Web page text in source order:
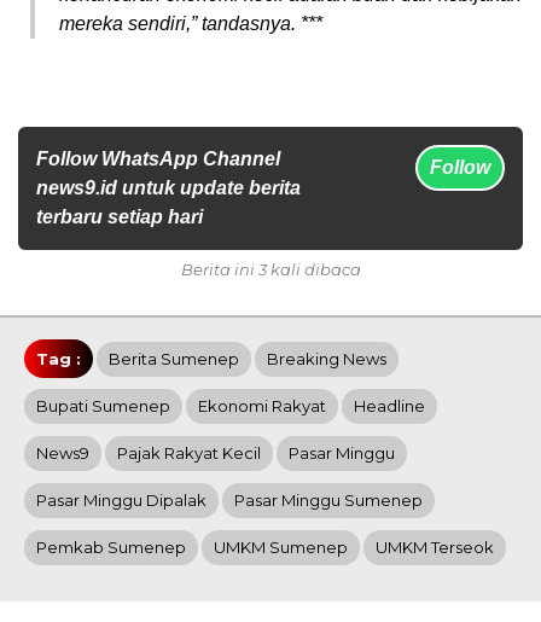
mereka sendiri,” tandasnya. ***
Follow WhatsApp Channel
news9.id untuk update berita
terbaru setiap hari
Follow
Berita ini 3 kali dibaca
Tag : Berita Sumenep Breaking News
Bupati Sumenep Ekonomi Rakyat Headline
News9 Pajak Rakyat Kecil Pasar Minggu
Pasar Minggu Dipalak Pasar Minggu Sumenep
Pemkab Sumenep UMKM Sumenep UMKM Terseok